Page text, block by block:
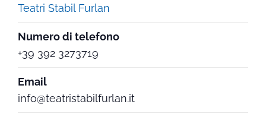
Teatri Stabil Furlan
Numero di telefono
+39 392 3273719
Email
info@teatristabilfurlan.it